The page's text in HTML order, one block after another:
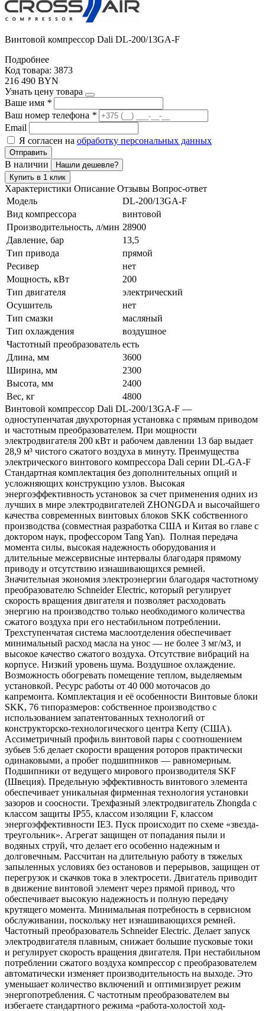
Винтовой компрессор Dali DL-200/13GA-F
Подробнее
Код товара: 3873
216 490 BYN
Узнать цену товара
Ваше имя *
Ваш номер телефона *
Email
Я согласен на обработку персональных данных
Отправить
В наличии
Нашли дешевле?
Купить в 1 клик
Характеристики Описание Отзывы Вопрос-ответ
Модель
DL-200/13GA-F
Вид компрессора
винтовой
Производительность, л/мин 28900
Давление, бар
13,5
Тип привода
прямой
Ресивер
нет
Мощность, кВт
200
Тип двигателя
электрический
Осушитель
нет
Тип смазки
масляный
Тип охлаждения
воздушное
Частотный преобразователь есть
Длина, мм
3600
Ширина, мм
2300
Высота, мм
2400
Вес, кг
4800
Винтовой компрессор Dali DL-200/13GA-F —
одноступенчатая двухроторная установка с прямым приводом
и частотным преобразователем. При мощности
электродвигателя 200 кВт и рабочем давлении 13 бар выдает
28,9 м³ чистого сжатого воздуха в минуту. Преимущества
электрического винтового компрессора Dali серии DL-GA-F
Стандартная комплектация без дополнительных опций и
усложняющих конструкцию узлов. Высокая
энергоэффективность установок за счет применения одних из
лучших в мире электродвигателей ZHONGDA и высочайшего
качества современных винтовых блоков SKK собственного
производства (совместная разработка США и Китая во главе с
доктором наук, профессором Tang Yan). Полная передача
момента силы, высокая надежность оборудования и
длительные межсервисные интервалы благодаря прямому
приводу и отсутствию изнашивающихся ремней.
Значительная экономия электроэнергии благодаря частотному
преобразователю Schneider Electric, который регулирует
скорость вращения двигателя и позволяет расходовать
энергию на производство только необходимого количества
сжатого воздуха при его нестабильном потреблении.
Трехступенчатая система маслоотделения обеспечивает
минимальный расход масла на унос — не более 3 мг/м3, и
высокое качество сжатого воздуха. Отсутствие вибраций на
корпусе. Низкий уровень шума. Воздушное охлаждение.
Возможность обогревать помещение теплом, выделяемым
установкой. Ресурс работы от 40 000 моточасов до
капремонта. Комплектация и её особенности Винтовые блоки
SKK, 76 типоразмеров: собственное производство с
использованием запатентованных технологий от
конструкторско-технологического центра Kerry (США).
Ассиметричный профиль винтовой пары с соотношением
зубьев 5:6 делает скорости вращения роторов практически
одинаковыми, а пробег подшипников — равномерным.
Подшипники от ведущего мирового производителя SKF
(Швеция). Предельную эффективность винтового элемента
обеспечивает уникальная фирменная технология установки
зазоров и соосности. Трехфазный электродвигатель Zhongda с
классом защиты IP55, классом изоляции F, классом
энергоэффективности IE3. Пуск происходит по схеме «звезда-
треугольник». Агрегат защищен от попадания пыли и
водяных струй, что делает его особенно надежным и
долговечным. Рассчитан на длительную работу в тяжелых
запыленных условиях без остановов и перерывов, защищен от
перегрузок и скачков тока в электросети. Двигатель приводит
в движение винтовой элемент через прямой привод, что
обеспечивает высокую надежность и полную передачу
крутящего момента. Минимальная потребность в сервисном
обслуживании, поскольку нет изнашивающихся ремней.
Частотный преобразователь Schneider Electric. Делает запуск
электродвигателя плавным, снижает большие пусковые токи
и регулирует скорость вращения двигателя. При нестабильном
потреблении сжатого воздуха компрессор с преобразователем
автоматически изменяет производительность на выходе. Это
уменьшает количество включений и оптимизирует режим
энергопотребления. С частотным преобразователем вы
избегаете стандартного режима «работа-холостой ход-